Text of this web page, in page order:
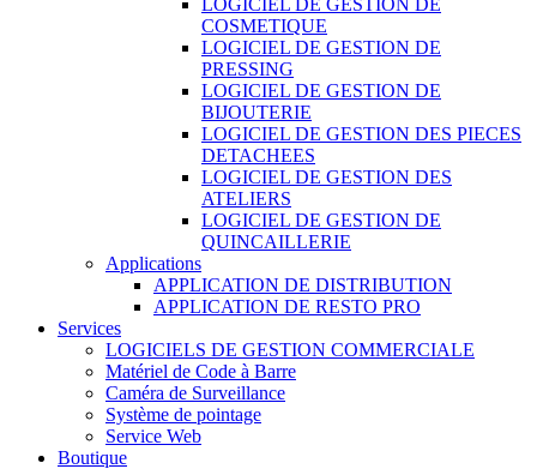
LOGICIEL DE GESTION DE
COSMETIQUE
LOGICIEL DE GESTION DE
PRESSING
LOGICIEL DE GESTION DE
BIJOUTERIE
LOGICIEL DE GESTION DES PIECES
DETACHEES
LOGICIEL DE GESTION DES
ATELIERS
LOGICIEL DE GESTION DE
QUINCAILLERIE
Applications
APPLICATION DE DISTRIBUTION
APPLICATION DE RESTO PRO
Services
LOGICIELS DE GESTION COMMERCIALE
Matériel de Code à Barre
Caméra de Surveillance
Système de pointage
Service Web
Boutique